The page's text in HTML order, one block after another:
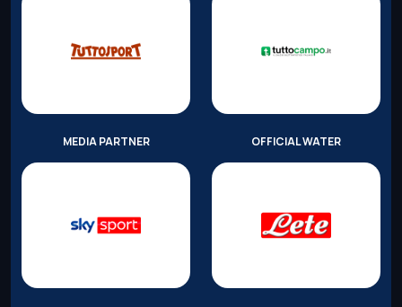
MEDIA PARTNER OFFICIAL WATER